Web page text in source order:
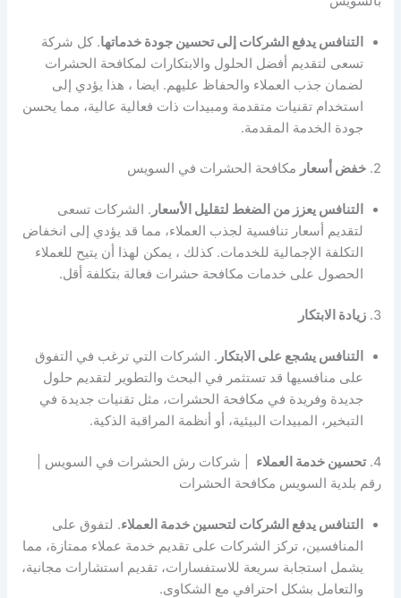
التنافس يدفع الشركات إلى تحسين جودة خدماتها. كل شركة
تسعى لتقديم أفضل الحلول والابتكارات لمكافحة الحشرات
لضمان جذب العملاء والحفاظ عليهم. ايضا ، هذا يؤدي إلى
استخدام تقنيات متقدمة ومبيدات ذات فعالية عالية، مما يحسن
جودة الخدمة المقدمة.
2. خفض أسعار مكافحة الحشرات في السويس
التنافس يعزز من الضغط لتقليل الأسعار . الشركات تسعى
لتقديم أسعار تنافسية لجذب العملاء، مما قد يؤدي إلى انخفاض
التكلفة الإجمالية للخدمات. كذلك ، يمكن لهذا أن يتيح للعملاء
الحصول على خدمات مكافحة حشرات فعالة بتكلفة أقل.
3. زيادة الابتكار
التنافس يشجع على الابتكار . الشركات التي ترغب في التفوق
على منافسيها قد تستثمر في البحث والتطوير لتقديم حلول
جديدة وفريدة في مكافحة الحشرات، مثل تقنيات جديدة في
التبخير، المبيدات البيئية، أو أنظمة المراقبة الذكية.
4. تحسين خدمة العملاء | شركات رش الحشرات في السويس |
رقم بلدية السويس مكافحة الحشرات
التنافس يدفع الشركات لتحسين خدمة العملاء. لتفوق على
المنافسين، تركز الشركات على تقديم خدمة عملاء ممتازة، مما
يشمل استجابة سريعة للاستفسارات، تقديم استشارات مجانية،
والتعامل بشكل احترافي مع الشكاوى.